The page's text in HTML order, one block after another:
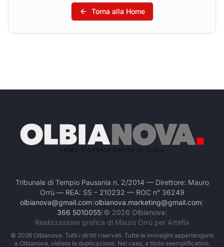
Torna alla Home
Tribunale di Tempio Pausania n. 2/2014 — Direttore: Mauro
Orrù — REA: SS – 210232 — ROC n° 36249
olbianova@gmail.com olbianova.marketing@gmail.com
366 5010055| © 2026 Olbianova
Realizzazione grafica di Mauro Orrù per Artefix
© 2026Olbianova. Tutti i diritti riservati. Tutte le immagini appartengono
a Olbianova, vietata la duplicazione. Nel caso, a titolo esemplificativo,